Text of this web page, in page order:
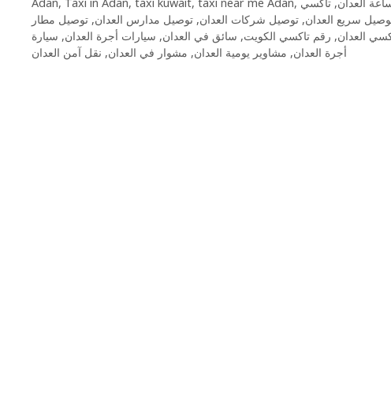
سريع العدان, توصيل شركات العدان, توصيل مدارس العدان, توصيل مطار
العدان, رقم تاكسي الكويت, سائق في العدان, سيارات أجرة العدان, سيارة
أجرة العدان, مشاوير يومية العدان, مشوار في العدان, نقل آمن العدان